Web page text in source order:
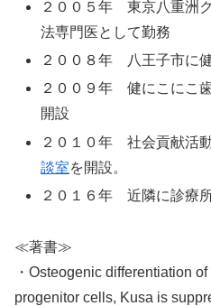
２００５年 東京八重洲
法専門医として勤務
２００８年 八王子市に
２００９年 健にこにこ
開設
２０１０年 社会貢献活
談室を開設。
２０１６年 近隣に診療
≪著書≫
・Osteogenic differentiation
progenitor cells, Kusa is